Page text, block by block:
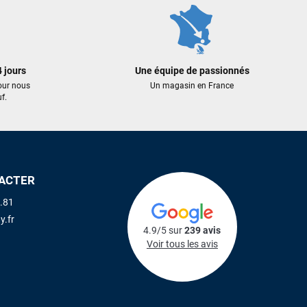
jours
nous
Une équipe de passionnés
Un magasin en France
4.9/5 sur239 avis
Voir tous les avis